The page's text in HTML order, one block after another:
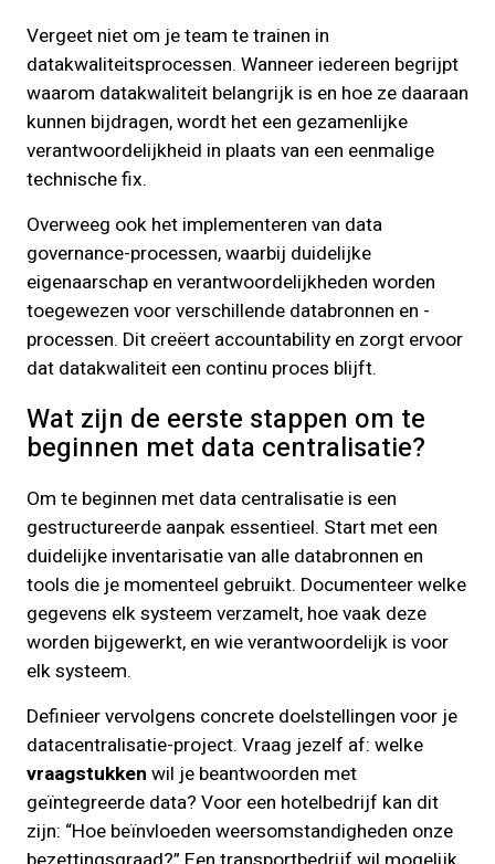
Vergeet niet om je team te trainen in
datakwaliteitsprocessen. Wanneer iedereen begrijpt
waarom datakwaliteit belangrijk is en hoe ze daaraan
kunnen bijdragen, wordt het een gezamenlijke
verantwoordelijkheid in plaats van een eenmalige
technische fix.
Overweeg ook het implementeren van data
governance-processen, waarbij duidelijke
eigenaarschap en verantwoordelijkheden worden
toegewezen voor verschillende databronnen en -
processen. Dit creëert accountability en zorgt ervoor
dat datakwaliteit een continu proces blijft.
Wat zijn de eerste stappen om te
beginnen met data centralisatie?
Om te beginnen met data centralisatie is een
gestructureerde aanpak essentieel. Start met een
duidelijke inventarisatie van alle databronnen en
tools die je momenteel gebruikt. Documenteer welke
gegevens elk systeem verzamelt, hoe vaak deze
worden bijgewerkt, en wie verantwoordelijk is voor
elk systeem.
Definieer vervolgens concrete doelstellingen voor je
datacentralisatie-project. Vraag jezelf af: welke
vraagstukken wil je beantwoorden met
geïntegreerde data? Voor een hotelbedrijf kan dit
zijn: “Hoe beïnvloeden weersomstandigheden onze